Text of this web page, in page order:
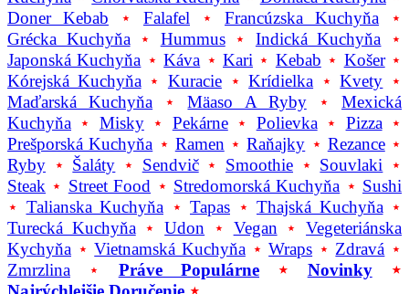
Doner Kebab ⋆ Falafel ⋆ Francúzska Kuchyňa ⋆
Grécka Kuchyňa⋆ Hummus⋆ Indická Kuchyňa ⋆
Japonská Kuchyňa ⋆Káva ⋆Kari ⋆ Kebab ⋆ Košer⋆
Kórejská Kuchyňa⋆ Kuracie⋆Krídielka ⋆Kvety ⋆
Maďarská Kuchyňa ⋆Mäaso A Ryby⋆Mexická
Kuchyňa ⋆ Misky⋆ Pekárne⋆ Polievka⋆ Pizza⋆
Prešporská Kuchyňa ⋆ Ramen ⋆Raňajky ⋆ Rezance⋆
Ryby ⋆ Šaláty ⋆ Sendvič⋆ Smoothie ⋆ Souvlaki ⋆
Steak ⋆ Street Food ⋆ Stredomorská Kuchyňa ⋆ Sushi
⋆ Talianska Kuchyňa ⋆ Tapas ⋆ Thajská Kuchyňa⋆
Turecká Kuchyňa⋆Udon ⋆ Vegan ⋆Vegeteriánska
Kychyňa ⋆Vietnamská Kuchyňa⋆Wraps ⋆ Zdravá ⋆
Zmrzlina ⋆ Práve Populárne ⋆ Novinky⋆